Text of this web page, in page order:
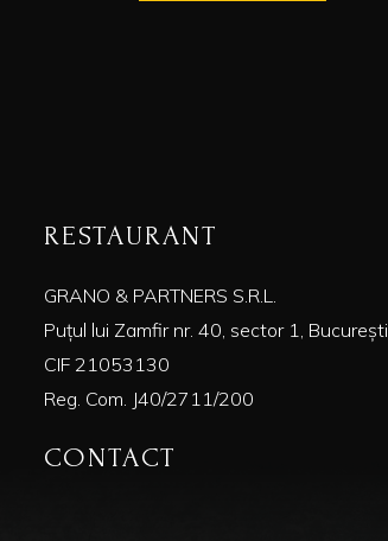
RESTAURANT
GRANO & PARTNERS S.R.L.
Puțul lui Zamfir nr. 40, sector 1, București
CIF 21053130
Reg. Com. J40/2711/200
CONTACT